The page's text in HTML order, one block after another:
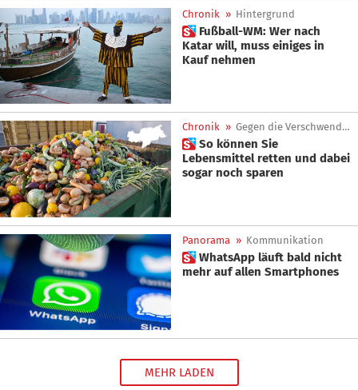
Chronik » Hintergrund
 Fußball-WM: Wer nach
Katar will, muss einiges in
Kauf nehmen
Chronik » Gegen die Verschwendung
 So können Sie
Lebensmittel retten und dabei
sogar noch sparen
Panorama » Kommunikation
 WhatsApp läuft bald nicht
mehr auf allen Smartphones
MEHR LADEN